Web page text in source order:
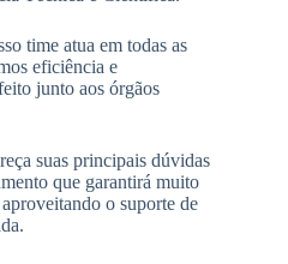
time atua em todas as
eficiência e
junto aos órgãos
suas principais dúvidas
que garantirá muito
o suporte de